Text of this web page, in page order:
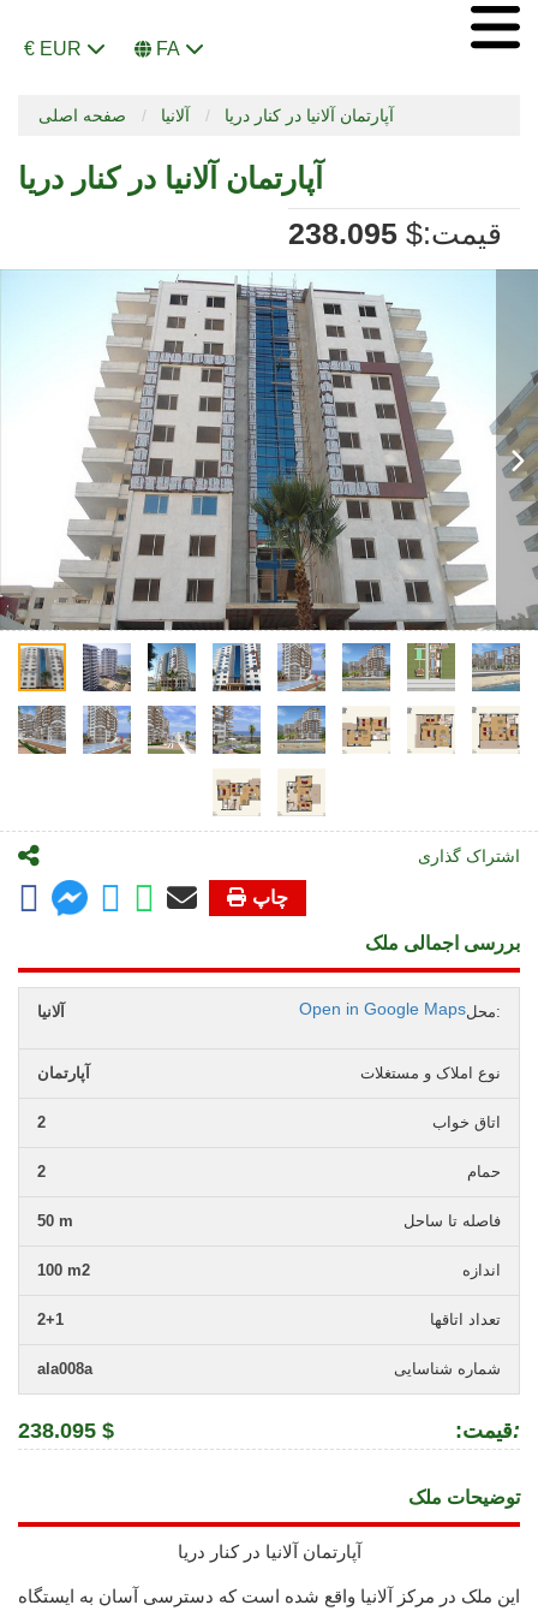
€ EUR FA
صفحه اصلی آلانیا آپارتمان آلانیا در کنار دریا
آپارتمان آلانیا در کنار دریا
:قیمت
238.095 $
اشتراک گذاری
چاپ
بررسی اجمالی ملک
محل: آلانیا Open in Google Maps
نوع املاک و مستغلات آپارتمان
اتاق خواب 2
حمام 2
فاصله تا ساحل 50 m
اندازه 100 m2
تعداد اتاقها 2+1
شماره شناسایی ala008a
:قیمت:
238.095 $
توضیحات ملک
آپارتمان آلانیا در کنار دریا
این ملک در مرکز آلانیا واقع شده است که دسترسی آسان به ایستگاه